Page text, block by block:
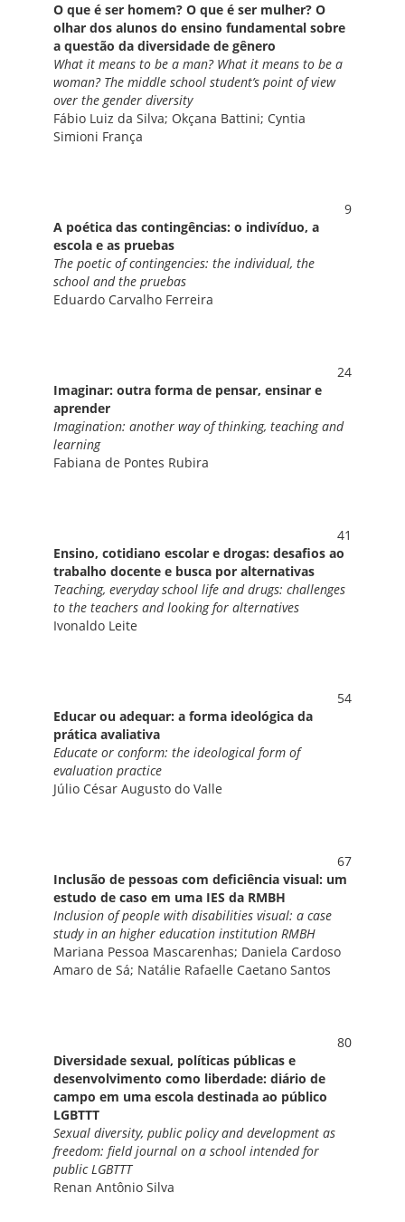
O que é ser homem? O que é ser mulher? O
olhar dos alunos do ensino fundamental sobre
a questão da diversidade de gênero
What it means to be a man? What it means to be a
woman? The middle school student’s point of view
over the gender diversity
Fábio Luiz da Silva; Okçana Battini; Cyntia
Simioni França
9
A poética das contingências: o indivíduo, a
escola e as pruebas
The poetic of contingencies: the individual, the
school and the pruebas
Eduardo Carvalho Ferreira
24
Imaginar: outra forma de pensar, ensinar e
aprender
Imagination: another way of thinking, teaching and
learning
Fabiana de Pontes Rubira
41
Ensino, cotidiano escolar e drogas: desafios ao
trabalho docente e busca por alternativas
Teaching, everyday school life and drugs: challenges
to the teachers and looking for alternatives
Ivonaldo Leite
54
Educar ou adequar: a forma ideológica da
prática avaliativa
Educate or conform: the ideological form of
evaluation practice
Júlio César Augusto do Valle
67
Inclusão de pessoas com deficiência visual: um
estudo de caso em uma IES da RMBH
Inclusion of people with disabilities visual: a case
study in an higher education institution RMBH
Mariana Pessoa Mascarenhas; Daniela Cardoso
Amaro de Sá; Natálie Rafaelle Caetano Santos
80
Diversidade sexual, políticas públicas e
desenvolvimento como liberdade: diário de
campo em uma escola destinada ao público
LGBTTT
Sexual diversity, public policy and development as
freedom: field journal on a school intended for
public LGBTTT
Renan Antônio Silva